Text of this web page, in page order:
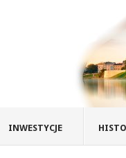
INWESTYCJE